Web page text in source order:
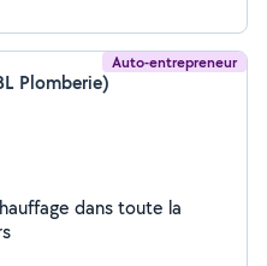
Auto-entrepreneur
Plomberie)
dans toute la